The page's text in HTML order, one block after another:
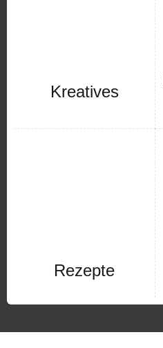
Kreatives
Rezepte